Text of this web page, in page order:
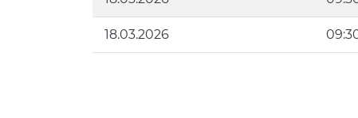
18.03.2026